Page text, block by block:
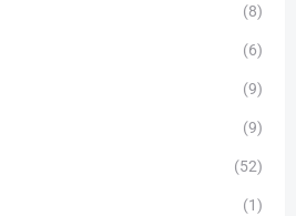
(8)
(6)
(9)
(9)
(52)
(1)